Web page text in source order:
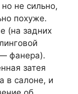
не сильно,
похуже.
(на задних
фанера).
затея
в салоне, и